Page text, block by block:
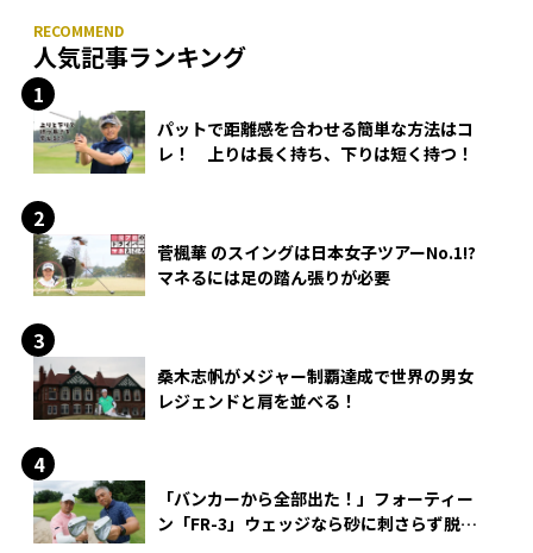
人気記事ランキング
パットで距離感を合わせる簡単な方法はコ
レ！ 上りは長く持ち、下りは短く持つ！
菅楓華 のスイングは日本女子ツアーNo.1!?
マネるには足の踏ん張りが必要
桑木志帆がメジャー制覇達成で世界の男女
レジェンドと肩を並べる！
「バンカーから全部出た！」フォーティー
ン「FR-3」ウェッジなら砂に刺さらず脱出